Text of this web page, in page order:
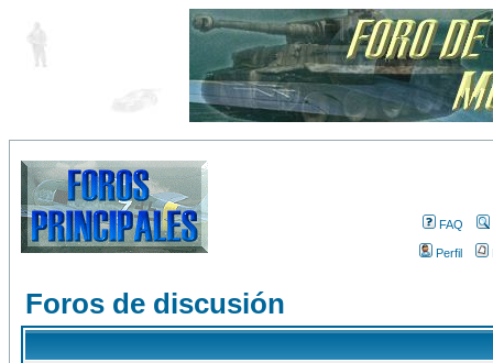
FAQ
Perfil
Foros de discusión